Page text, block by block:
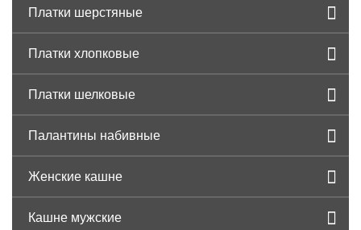
Платки шерстяные
Платки хлопковые
Платки шелковые
Палантины набивные
Женские кашне
Кашне мужские